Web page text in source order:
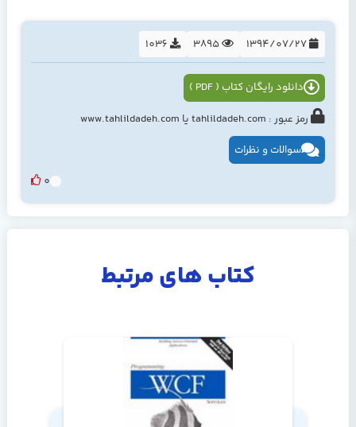
1394/07/27
3895
1036
دانلود رایگان کتاب ( PDF )
رمز عبور : tahlildadeh.com یا www.tahlildadeh.com
سوالات و نظرات
0
کتاب های مرتبط